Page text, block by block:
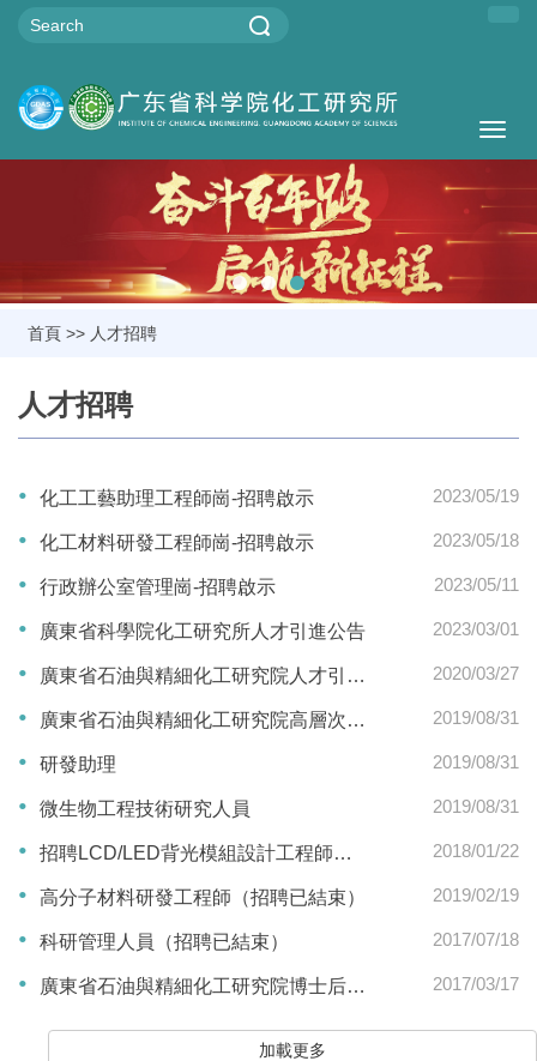
首頁 >> 人才招聘
人才招聘
化工工藝助理工程師崗-招聘啟示 2023/05/19
化工材料研發工程師崗-招聘啟示 2023/05/18
行政辦公室管理崗-招聘啟示 2023/05/11
廣東省科學院化工研究所人才引進公告 2023/03/01
廣東省石油與精細化工研究院人才引進公告 2020/03/27
廣東省石油與精細化工研究院高層次人才引進公告 2019/08/31
研發助理 2019/08/31
微生物工程技術研究人員 2019/08/31
招聘LCD/LED背光模組設計工程師（招聘已結束） 2018/01/22
高分子材料研發工程師（招聘已結束） 2019/02/19
科研管理人員（招聘已結束） 2017/07/18
廣東省石油與精細化工研究院博士后招聘公告(招聘結束) 2017/03/17
加載更多